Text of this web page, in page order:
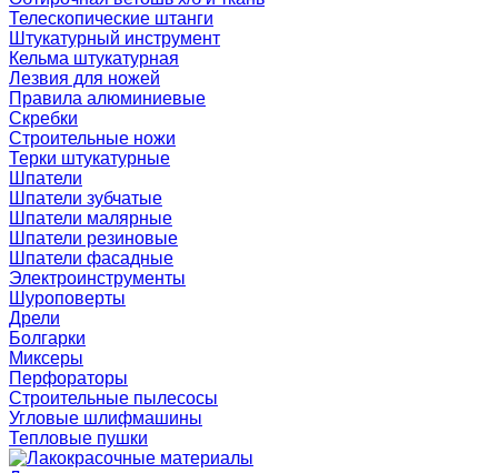
Телескопические штанги
Штукатурный инструмент
Кельма штукатурная
Лезвия для ножей
Правила алюминиевые
Скребки
Строительные ножи
Терки штукатурные
Шпатели
Шпатели зубчатые
Шпатели малярные
Шпатели резиновые
Шпатели фасадные
Электроинструменты
Шуроповерты
Дрели
Болгарки
Миксеры
Перфораторы
Строительные пылесосы
Угловые шлифмашины
Тепловые пушки